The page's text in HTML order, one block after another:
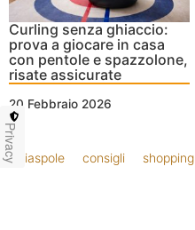
Curling senza ghiaccio:
prova a giocare in casa
con pentole e spazzolone,
risate assicurate
20 Febbraio 2026
ciaspole consigli shopping
Privacy